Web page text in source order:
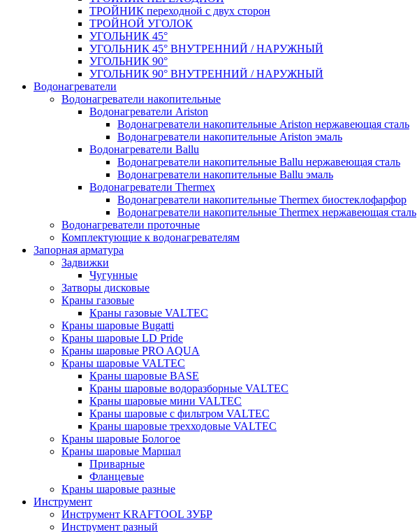
ТРОЙНИК переходной с двух сторон
ТРОЙНОЙ УГОЛОК
УГОЛЬНИК 45°
УГОЛЬНИК 45° ВНУТРЕННИЙ / НАРУЖНЫЙ
УГОЛЬНИК 90°
УГОЛЬНИК 90° ВНУТРЕННИЙ / НАРУЖНЫЙ
Водонагреватели
Водонагреватели накопительные
Водонагреватели Ariston
Водонагреватели накопительные Ariston нержавеющая сталь
Водонагреватели накопительные Ariston эмаль
Водонагреватели Ballu
Водонагреватели накопительные Ballu нержавеющая сталь
Водонагреватели накопительные Ballu эмаль
Водонагреватели Thermex
Водонагреватели накопительные Thermex биостеклофарфор
Водонагреватели накопительные Thermex нержавеющая сталь
Водонагреватели проточные
Комплектующие к водонагревателям
Запорная арматура
Задвижки
Чугунные
Затворы дисковые
Краны газовые
Краны газовые VALTEC
Краны шаровые Bugatti
Краны шаровые LD Pride
Краны шаровые PRO AQUA
Краны шаровые VALTEC
Краны шаровые BASE
Краны шаровые водоразборные VALTEC
Краны шаровые мини VALTEC
Краны шаровые с фильтром VALTEC
Краны шаровые трехходовые VALTEC
Краны шаровые Бологое
Краны шаровые Маршал
Приварные
Фланцевые
Краны шаровые разные
Инструмент
Инструмент KRAFTOOL ЗУБР
Инструмент разный